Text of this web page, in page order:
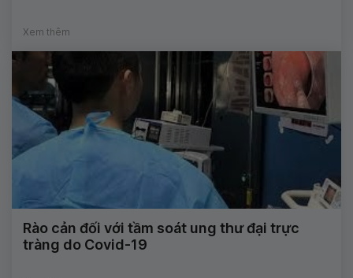
Xem thêm
Rào cản đối với tầm soát ung thư đại trực
tràng do Covid-19